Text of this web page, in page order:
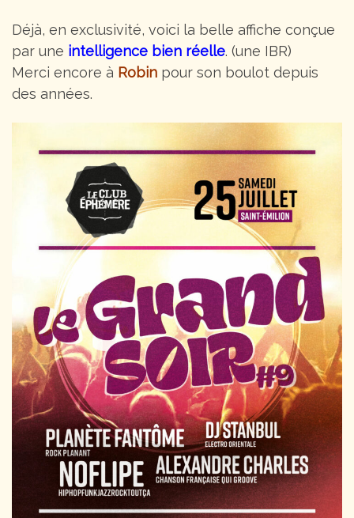
Déjà, en exclusivité, voici la belle affiche conçue
par une intelligence bien réelle. (une IBR)
Merci encore à Robin pour son boulot depuis
des années.